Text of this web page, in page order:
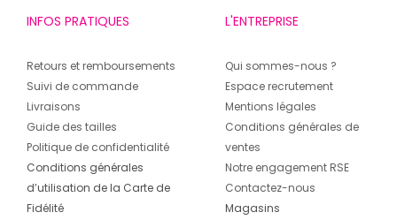
INFOS PRATIQUES
Retours et remboursements
Suivi de commande
Livraisons
Guide des tailles
Politique de confidentialité
Conditions générales
d’utilisation de la Carte de
Fidélité
L'ENTREPRISE
Qui sommes-nous ?
Espace recrutement
Mentions légales
Conditions générales de
ventes
Notre engagement RSE
Contactez-nous
Magasins